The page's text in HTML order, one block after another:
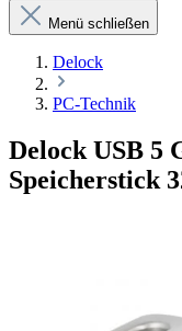
Menü schließen
Delock
PC-Technik
Delock USB 5
Speicherstick